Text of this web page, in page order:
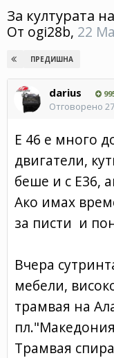
За културата
От ogi28b, 22
ПРЕДИШНА
darius
Отговорено
Е 46 е много
двигатели,
беше и с Е36,
Ако имах
за писти и
Вчера
мебели,
трамвая на
Трамвая